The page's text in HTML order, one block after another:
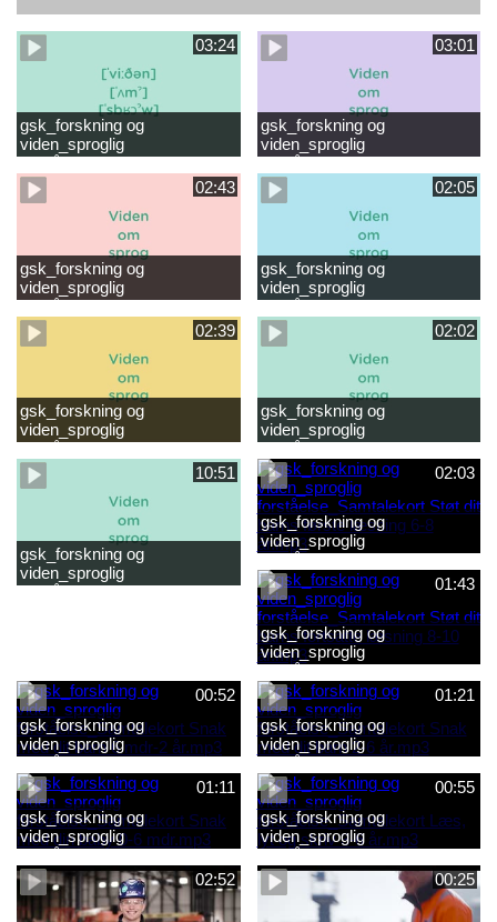
03:24
gsk_forskning og
viden_sproglig
læsevanskeligheder.mp4
03:01
gsk_forskning og
viden_sproglig
første læsning 6-8 år.mp4
02:43
gsk_forskning og
viden_sproglig
forståelse_Støt dit barns
fortsatte læsning 8-10 år.mp4
02:05
gsk_forskning og
viden_sproglig
forståelse_Snak med dit barn
6 mdr-2 år.mp4
02:39
gsk_forskning og
viden_sproglig
forståelse_Snak med dit barn
2-6 år.mp4
02:02
gsk_forskning og
viden_sproglig
forståelse_Snak med din
baby 0-6 mdr.mp4
10:51
gsk_forskning og
viden_sproglig
forståelse_Barnets sproglige
02:03
gsk_forskning og
viden_sproglig
forståelse_Samtalekort Støt
dit barns første læsning 6-8
år.mp3
01:43
gsk_forskning og
viden_sproglig
forståelse_Samtalekort Støt
dit barns fortsatte læsning 8-
10 år.mp3
00:52
gsk_forskning og
viden_sproglig
forståelse_Samtalekort Snak
med dit barn 6 mdr-2 år.mp3
01:21
gsk_forskning og
viden_sproglig
forståelse_Samtalekort Snak
med dit barn 2-6 år.mp3
01:11
gsk_forskning og
viden_sproglig
forståelse_Samtalekort Snak
med din baby 0-6 mdr.mp3
00:55
gsk_forskning og
viden_sproglig
forståelse_Samtalekort Læs,
lyt og skriv 3-6 år.mp3
02:52 00:25